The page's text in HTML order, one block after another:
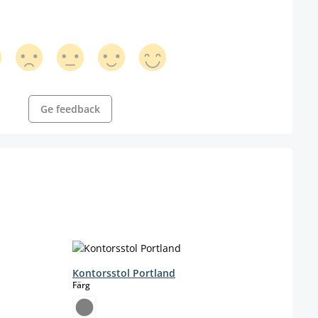
Ge feedback
Kontorsstol Portland
Färgselect